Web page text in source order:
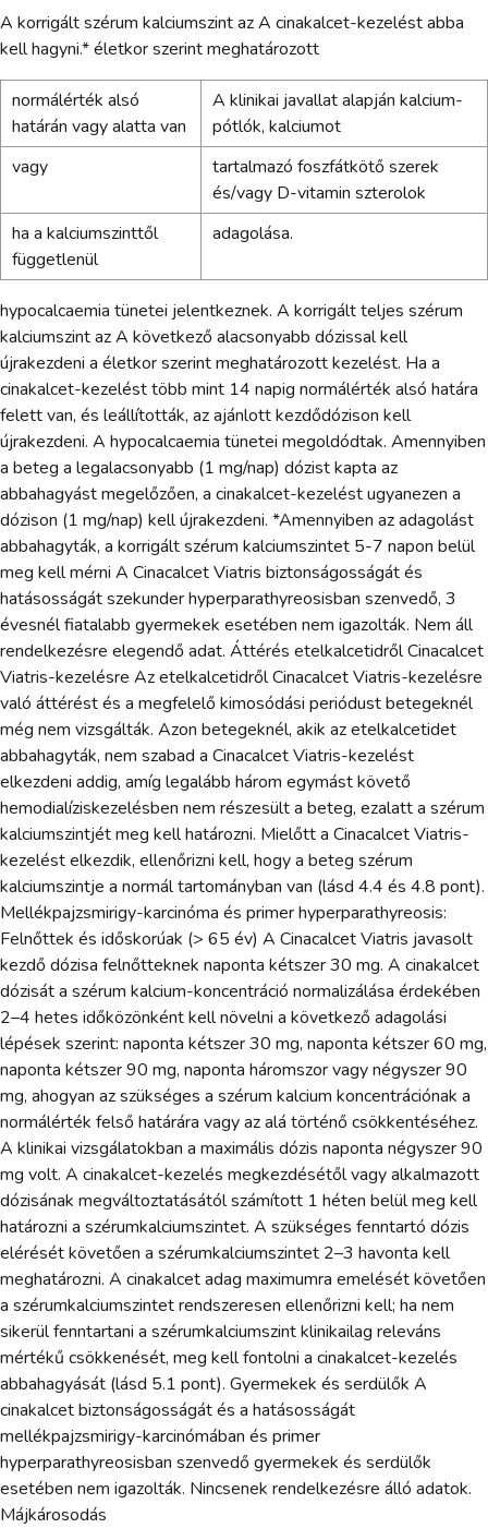
A korrigált szérum kalciumszint az A cinakalcet-kezelést abba
kell hagyni.* életkor szerint meghatározott
normálérték alsó
határán vagy alatta van
A klinikai javallat alapján kalcium-
pótlók, kalciumot
vagy
tartalmazó foszfátkötő szerek
és/vagy D-vitamin szterolok
ha a kalciumszinttől
függetlenül
adagolása.
hypocalcaemia tünetei jelentkeznek. A korrigált teljes szérum
kalciumszint az A következő alacsonyabb dózissal kell
újrakezdeni a életkor szerint meghatározott kezelést. Ha a
cinakalcet-kezelést több mint 14 napig normálérték alsó határa
felett van, és leállították, az ajánlott kezdődózison kell
újrakezdeni. A hypocalcaemia tünetei megoldódtak. Amennyiben
a beteg a legalacsonyabb (1 mg/nap) dózist kapta az
abbahagyást megelőzően, a cinakalcet-kezelést ugyanezen a
dózison (1 mg/nap) kell újrakezdeni. *Amennyiben az adagolást
abbahagyták, a korrigált szérum kalciumszintet 5-7 napon belül
meg kell mérni A Cinacalcet Viatris biztonságosságát és
hatásosságát szekunder hyperparathyreosisban szenvedő, 3
évesnél fiatalabb gyermekek esetében nem igazolták. Nem áll
rendelkezésre elegendő adat. Áttérés etelkalcetidről Cinacalcet
Viatris-kezelésre Az etelkalcetidről Cinacalcet Viatris-kezelésre
való áttérést és a megfelelő kimosódási periódust betegeknél
még nem vizsgálták. Azon betegeknél, akik az etelkalcetidet
abbahagyták, nem szabad a Cinacalcet Viatris-kezelést
elkezdeni addig, amíg legalább három egymást követő
hemodialíziskezelésben nem részesült a beteg, ezalatt a szérum
kalciumszintjét meg kell határozni. Mielőtt a Cinacalcet Viatris-
kezelést elkezdik, ellenőrizni kell, hogy a beteg szérum
kalciumszintje a normál tartományban van (lásd 4.4 és 4.8 pont).
Mellékpajzsmirigy-karcinóma és primer hyperparathyreosis:
Felnőttek és időskorúak (> 65 év) A Cinacalcet Viatris javasolt
kezdő dózisa felnőtteknek naponta kétszer 30 mg. A cinakalcet
dózisát a szérum kalcium-koncentráció normalizálása érdekében
2–4 hetes időközönként kell növelni a következő adagolási
lépések szerint: naponta kétszer 30 mg, naponta kétszer 60 mg,
naponta kétszer 90 mg, naponta háromszor vagy négyszer 90
mg, ahogyan az szükséges a szérum kalcium koncentrációnak a
normálérték felső határára vagy az alá történő csökkentéséhez.
A klinikai vizsgálatokban a maximális dózis naponta négyszer 90
mg volt. A cinakalcet-kezelés megkezdésétől vagy alkalmazott
dózisának megváltoztatásától számított 1 héten belül meg kell
határozni a szérumkalciumszintet. A szükséges fenntartó dózis
elérését követően a szérumkalciumszintet 2–3 havonta kell
meghatározni. A cinakalcet adag maximumra emelését követően
a szérumkalciumszintet rendszeresen ellenőrizni kell; ha nem
sikerül fenntartani a szérumkalciumszint klinikailag releváns
mértékű csökkenését, meg kell fontolni a cinakalcet-kezelés
abbahagyását (lásd 5.1 pont). Gyermekek és serdülők A
cinakalcet biztonságosságát és a hatásosságát
mellékpajzsmirigy-karcinómában és primer
hyperparathyreosisban szenvedő gyermekek és serdülők
esetében nem igazolták. Nincsenek rendelkezésre álló adatok.
Májkárosodás